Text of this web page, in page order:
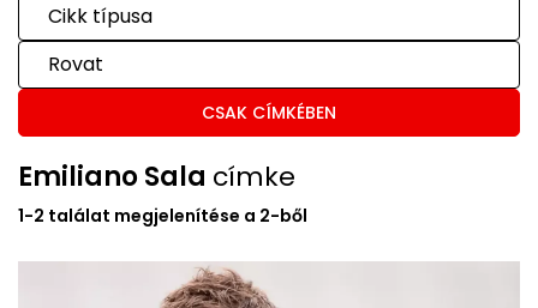
Cikk típusa
Rovat
CSAK CÍMKÉBEN
Emiliano Sala címke
1-2 találat megjelenítése a 2-ből